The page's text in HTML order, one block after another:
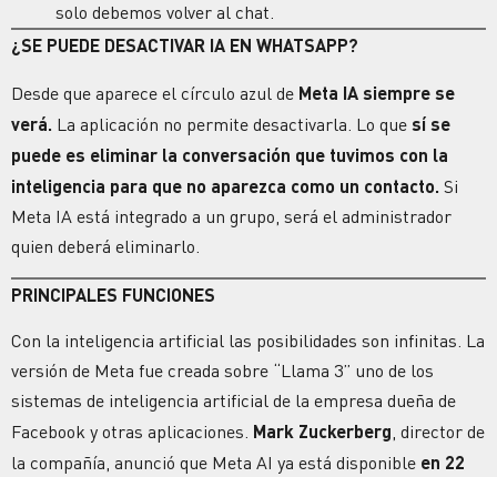
solo debemos volver al chat.
¿SE PUEDE DESACTIVAR IA EN WHATSAPP?
Desde que aparece el círculo azul de Meta IA siempre se
verá. La aplicación no permite desactivarla. Lo que sí se
puede es eliminar la conversación que tuvimos con la
inteligencia para que no aparezca como un contacto. Si
Meta IA está integrado a un grupo, será el administrador
quien deberá eliminarlo.
PRINCIPALES FUNCIONES
Con la inteligencia artificial las posibilidades son infinitas. La
versión de Meta fue creada sobre “Llama 3” uno de los
sistemas de inteligencia artificial de la empresa dueña de
Facebook y otras aplicaciones. Mark Zuckerberg, director de
la compañía, anunció que Meta AI ya está disponible en 22